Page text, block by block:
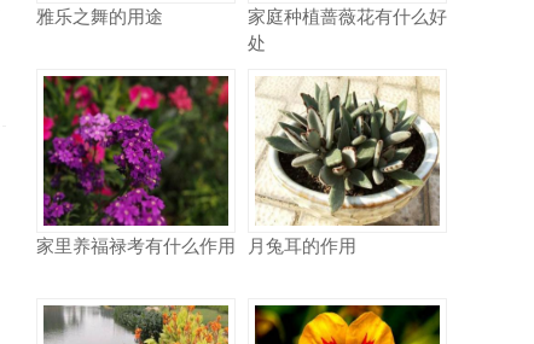
雅乐之舞的用途
家庭种植蔷薇花有什么好
处
家里养福禄考有什么作用 月兔耳的作用